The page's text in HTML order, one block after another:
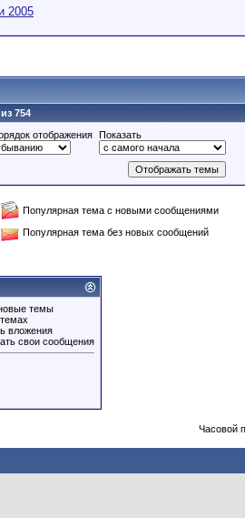
2005
754
отображения Показать
Популярная тема с новыми сообщениями
Популярная тема без новых сообщений
темы
вложения
свои сообщения
Часовой